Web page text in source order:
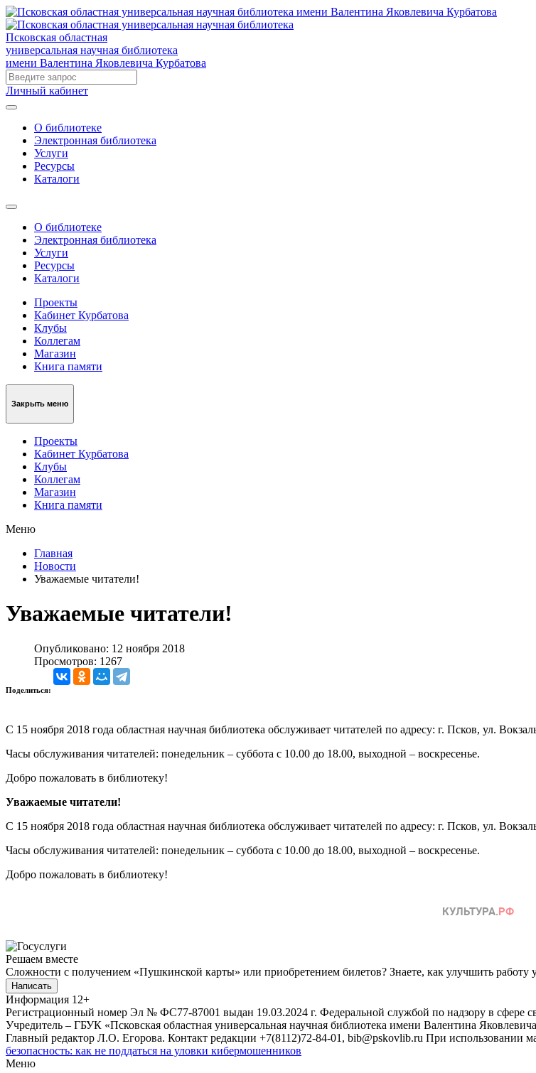
Псковская областная
универсальная научная библиотека
имени Валентина Яковлевича Курбатова
Личный кабинет
О библиотеке
Электронная библиотека
Услуги
Ресурсы
Каталоги
О библиотеке
Электронная библиотека
Услуги
Ресурсы
Каталоги
Проекты
Кабинет Курбатова
Клубы
Коллегам
Магазин
Книга памяти
Закрыть меню
Проекты
Кабинет Курбатова
Клубы
Коллегам
Магазин
Книга памяти
Меню
Главная
Новости
Уважаемые читатели!
Уважаемые читатели!
Опубликовано: 12 ноября 2018
Просмотров: 1267
Поделиться:
С 15 ноября 2018 года областная научная библиотека обслуживает читателей по адресу: г. Псков, ул.
Часы обслуживания читателей: понедельник – суббота с 10.00 до 18.00, выходной – воскресенье.
Добро пожаловать в библиотеку!
Уважаемые читатели!
С 15 ноября 2018 года областная научная библиотека обслуживает читателей по адресу: г. Псков, ул.
Часы обслуживания читателей: понедельник – суббота с 10.00 до 18.00, выходной – воскресенье.
Добро пожаловать в библиотеку!
Решаем вместе
Сложности с получением «Пушкинской карты» или приобретением билетов? Знаете, как улучшить работу
Написать
Информация 12+
Регистрационный номер Эл № ФС77-87001 выдан 19.03.2024 г. Федеральной службой по надзору в сфере
Учредитель – ГБУК «Псковская областная универсальная научная библиотека имени Валентина
Главный редактор Л.О. Егорова. Контакт редакции +7(8112)72-84-01, bib@pskovlib.ru При использовании
безопасность: как не поддаться на уловки кибермошенников
Меню